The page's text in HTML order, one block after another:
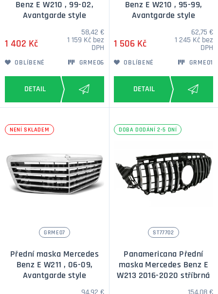
Benz E W210 , 99-02,
Avantgarde style
1 402 Kč
58,42 €
1 159 Kč bez
DPH
OBLÍBENÉ GRME06
Benz E W210 , 95-99,
Avantgarde style
1 506 Kč
62,75 €
1 245 Kč bez
DPH
OBLÍBENÉ GRME01
NENÍ SKLADEM
GRME07
Přední maska Mercedes
Benz E W211 , 06-09,
Avantgarde style
DOBA DODÁNÍ 2-5 DNÍ
ST77702
Panamericana Přední
maska Mercedes Benz E
W213 2016-2020 stříbrná